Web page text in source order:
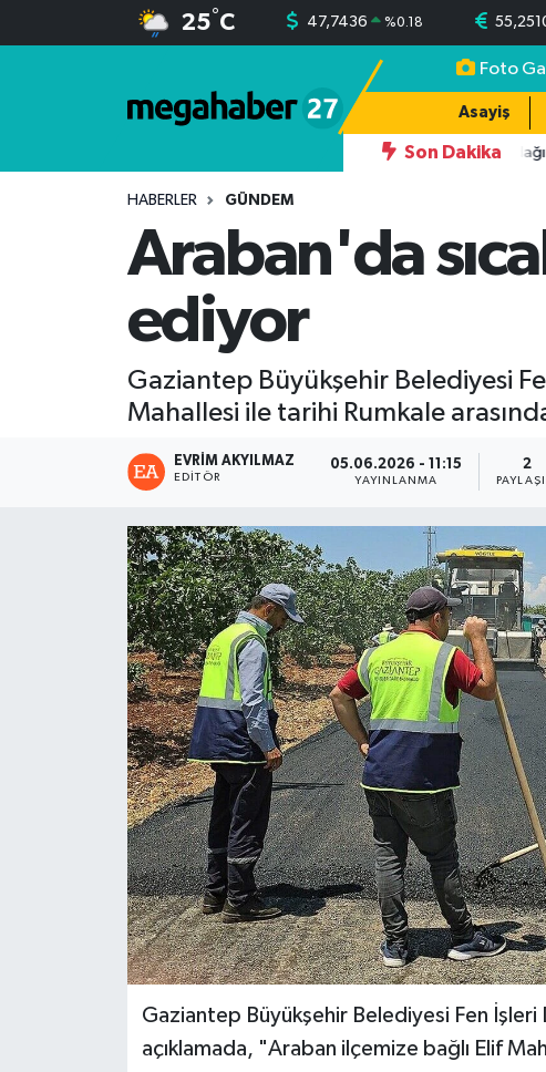
25°C 47,7436 %0.18
Foto
Asayiş
Son Dakika
09:05 Gaziantep
HABERLER GÜNDEM
Araban'da
ediyor
Gaziantep Büyükşehir Belediyesi
Mahallesi ile tarihi Rumkale
EVRIM AKYILMAZ
EDITÖR
05.06.2026 - 11:15
YAYINLANMA
2
Gaziantep Büyükşehir Belediyesi Fen İşleri
açıklamada, "Araban ilçemize bağlı Elif
Süper Lig Puan Durumu ve Fikstür
Tüm Manşetler
Son Dakika Haberleri
Haber Arşivi